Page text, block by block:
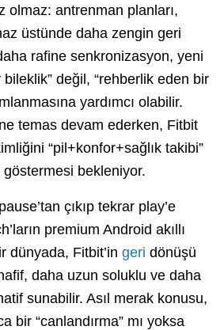
olmaz: antrenman planları,
üstünde daha zengin geri
rafine senkronizasyon, yeni
bileklik” değil, “rehberlik eden bir
yardımcı olabilir.
temas devam ederken, Fitbit
“pil+konfor+sağlık takibi”
bekleniyor.
çıkıp tekrar play’e
premium Android akıllı
dünyada, Fitbit’in geri dönüşü
daha uzun soluklu ve daha
sunabilir. Asıl merak konusu,
bir “canlandırma” mı yoksa